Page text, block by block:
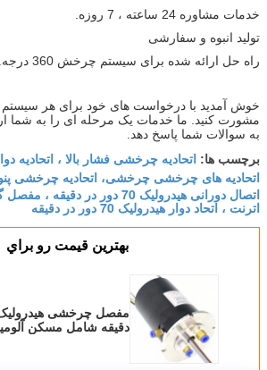
خدمات مشاوره 24 ساعته ، 7 روزه.
تولید انبوه و سفارشی
راه حل ارائه شده برای سیستم چرخش 360 درجه.
مشورت کنید. ما خدمات یک مرحله ای را به شما
به سوالات شما پاسخ دهد.
برچسب ها: اتحادیه چرخشی فشار بالا ، اتحادیه
اتحادیه های چرخشی چرخشی، اتحادیه چرخشی
اترنت ، اتحاد دوار هیدرولیک 70 دور در دقیقه
بهترين قيمت رو براي
دقیقه شامل مسکن